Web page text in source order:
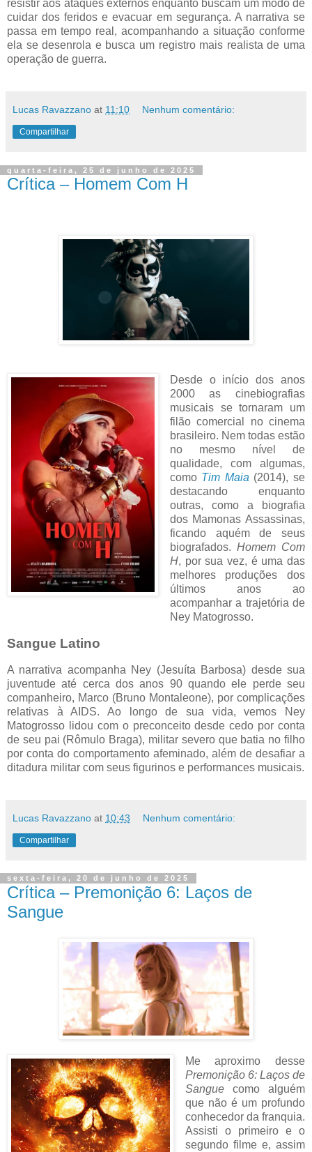
resistir aos ataques externos enquanto buscam um modo de
cuidar dos feridos e evacuar em segurança. A narrativa se
passa em tempo real, acompanhando a situação conforme
ela se desenrola e busca um registro mais realista de uma
operação de guerra.
Lucas Ravazzano at 11:10 Nenhum comentário:
Compartilhar
quarta-feira, 25 de junho de 2025
Crítica – Homem Com H
Desde o início dos anos
2000 as cinebiografias
musicais se tornaram um
filão comercial no cinema
brasileiro. Nem todas estão
no mesmo nível de
qualidade, com algumas,
como Tim Maia (2014), se
destacando enquanto
outras, como a biografia
dos Mamonas Assassinas,
ficando aquém de seus
biografados. Homem Com
H, por sua vez, é uma das
melhores produções dos
últimos anos ao
acompanhar a trajetória de
Ney Matogrosso.
Sangue Latino
A narrativa acompanha Ney (Jesuíta Barbosa) desde sua
juventude até cerca dos anos 90 quando ele perde seu
companheiro, Marco (Bruno Montaleone), por complicações
relativas à AIDS. Ao longo de sua vida, vemos Ney
Matogrosso lidou com o preconceito desde cedo por conta
de seu pai (Rômulo Braga), militar severo que batia no filho
por conta do comportamento afeminado, além de desafiar a
ditadura militar com seus figurinos e performances musicais.
Lucas Ravazzano at 10:43 Nenhum comentário:
Compartilhar
sexta-feira, 20 de junho de 2025
Crítica – Premonição 6: Laços de
Sangue
Me aproximo desse
Premonição 6: Laços de
Sanguecomo alguém
que não é um profundo
conhecedor da franquia.
Assisti o primeiro e o
segundo filme e, assim